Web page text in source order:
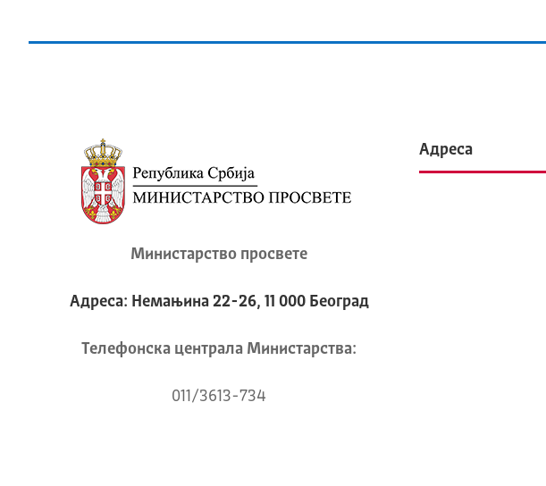
Министарство просвете
Адреса: Немањина 22-26, 11 000 Београд
Телeфонска централа Mинистарства:
011/3613-734
Адреса